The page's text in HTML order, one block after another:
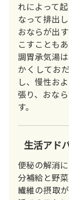
れによって
なって排出
おならが出
こすこともあ
調胃承気湯
かくしてお
し、慢性お
張り、おな
す。
生活アド
便秘の解消
分補給と野
繊維の摂取